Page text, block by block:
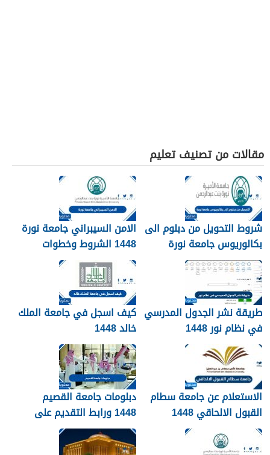
مقالات من تصنيف تعليم
شروط التحويل من دبلوم الى
بكالوريوس جامعة نورة
1448
الامن السيبراني جامعة نورة
1448 الشروط وخطوات
التقديم
طريقة نشر الجدول المدرسي
في نظام نور 1448
كيف اسجل في جامعة الملك
خالد 1448
الاستعلام عن جامعة سطام
القبول الالحاقي 1448
دبلومات جامعة القصيم
1448 ورابط التقديم على
دبلومات جامعة القصيم
qudcss.com